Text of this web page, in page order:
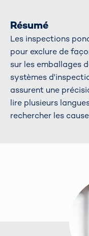
Résumé
Les inspections
pour exclure de
sur les emballages
systèmes
assurent une
lire plusieurs
rechercher les